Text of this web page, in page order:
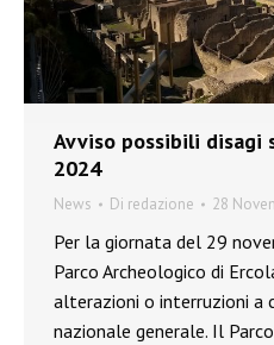
Avviso possibili disagi
2024
News Di redazione 28
Per la giornata del 29
Parco Archeologico di
alterazioni o interruzioni a
nazionale generale. Il